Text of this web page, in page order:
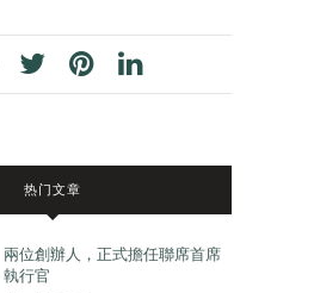
热门文章
兩位創辦人，正式擔任聯席首席
執行官